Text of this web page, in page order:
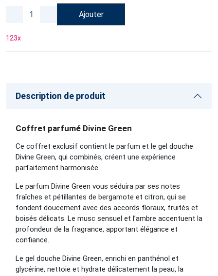
Ajouter
123x
Description de produit
Coffret parfumé Divine Green
Ce coffret exclusif contient le parfum et le gel douche
Divine Green, qui combinés, créent une expérience
parfaitement harmonisée.
Le parfum Divine Green vous séduira par ses notes
fraîches et pétillantes de bergamote et citron, qui se
fondent doucement avec des accords floraux, fruités et
boisés délicats. Le musc sensuel et l’ambre accentuent la
profondeur de la fragrance, apportant élégance et
confiance.
Le gel douche Divine Green, enrichi en panthénol et
glycérine, nettoie et hydrate délicatement la peau, la